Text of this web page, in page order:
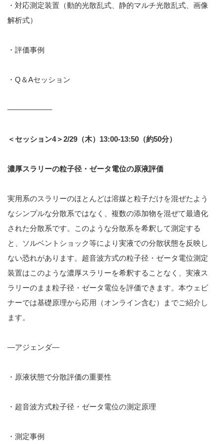
・対応測定装置（動的光散乱式、静的マルチ光散乱式、画像
解析式）
・評価事例
・Q＆Aセッション
——————
＜セッション4＞2/29（木）13:00-13:50（約50分）
濃厚スラリーの粒子径・ゼータ電位の原液評価
実用系のスラリーのほとんどは溶媒と粒子だけを混ぜたよう
なシンプルな分散系ではなく、複数の添加物を混ぜて最適化
された分散系です。このような分散系を希釈して測定する
と、ソルベントショック等により実液での分散状態を反映し
ない恐れがあります。超音波方式の粒子径・ゼータ電位測定
装置はこのような濃厚スラリーを希釈することなく、実液ス
ラリーのまま粒子径・ゼータ電位を評価できます。本ウェビ
ナーでは基礎原理から応用（オンライン含む）までご紹介し
ます。
—アジェンダ—
・原液状態で分散評価の重要性
・超音波方式粒子径・ゼータ電位の測定原理
・測定事例